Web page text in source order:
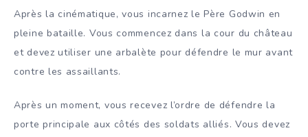
Après la cinématique, vous incarnez le Père Godwin en
pleine bataille. Vous commencez dans la cour du château
et devez utiliser une arbalète pour défendre le mur avant
contre les assaillants.
Après un moment, vous recevez l’ordre de défendre la
porte principale aux côtés des soldats alliés. Vous devez